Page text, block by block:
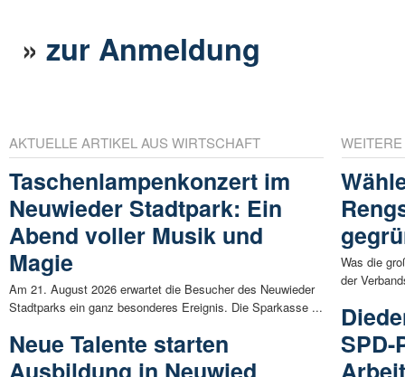
»zur Anmeldung
AKTUELLE ARTIKEL AUS WIRTSCHAFT
Taschenlampenkonzert im
Neuwieder Stadtpark: Ein
Abend voller Musik und
Magie
Am 21. August 2026 erwartet die Besucher des Neuwieder
Stadtparks ein ganz besonderes Ereignis. Die Sparkasse ...
Neue Talente starten
Ausbildung in Neuwied
Was die
der